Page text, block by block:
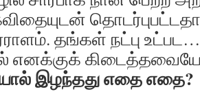
தங்கள் நட்பு
எனக்குக்
இழந்தது எதை எதை?